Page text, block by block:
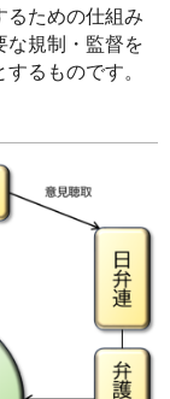
るための仕組み
な規制・監督を
るものです。